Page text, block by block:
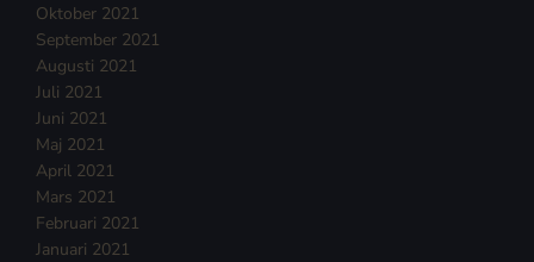
Oktober 2021
September 2021
Augusti 2021
Juli 2021
Juni 2021
Maj 2021
April 2021
Mars 2021
Februari 2021
Januari 2021